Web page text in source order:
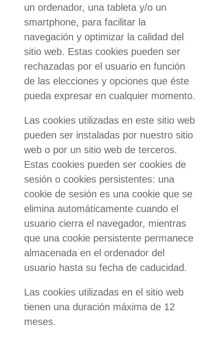
un ordenador, una tableta y/o un
smartphone, para facilitar la
navegación y optimizar la calidad del
sitio web. Estas cookies pueden ser
rechazadas por el usuario en función
de las elecciones y opciones que éste
pueda expresar en cualquier momento.
Las cookies utilizadas en este sitio web
pueden ser instaladas por nuestro sitio
web o por un sitio web de terceros.
Estas cookies pueden ser cookies de
sesión o cookies persistentes: una
cookie de sesión es una cookie que se
elimina automáticamente cuando el
usuario cierra el navegador, mientras
que una cookie persistente permanece
almacenada en el ordenador del
usuario hasta su fecha de caducidad.
Las cookies utilizadas en el sitio web
tienen una duración máxima de 12
meses.